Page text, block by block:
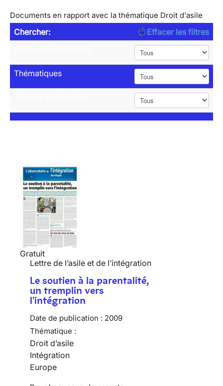
Documents en rapport avec la thématique Droit d'asile
Chercher:
Effacer les filtres
Thématiques
Gratuit
Lettre de l’asile et de l’intégration
Le soutien à la parentalité,
un tremplin vers
l'intégration
Date de publication : 2009
Thématique :
Droit d’asile
Intégration
Europe